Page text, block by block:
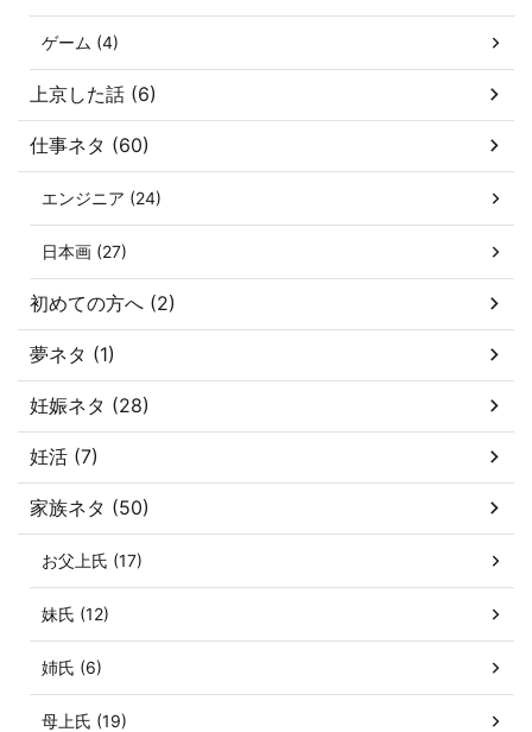
ゲーム (4)
上京した話 (6)
仕事ネタ (60)
エンジニア (24)
日本画 (27)
初めての方へ (2)
夢ネタ (1)
妊娠ネタ (28)
妊活 (7)
家族ネタ (50)
お父上氏 (17)
妹氏 (12)
姉氏 (6)
母上氏 (19)